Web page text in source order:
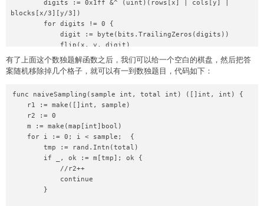
blocks[x/3][y/3])
            board[x][y] = digit + '1'
            if dfs(idx+1) {
                return true
            flip(x, y, digit)
            digits = digits & (digits-1)
        }
        return false
            if b == '.' {
有了上面这个数独题解函数之后，我们可以给一个空白的棋盘，然后把答
案随机移除掉几个格子，就可以有一到数独题目，代码如下：
func naiveSampling(sample int, total int) ([]int, int) {